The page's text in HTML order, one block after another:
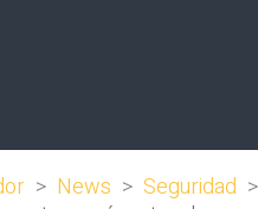
> News > Seguridad >